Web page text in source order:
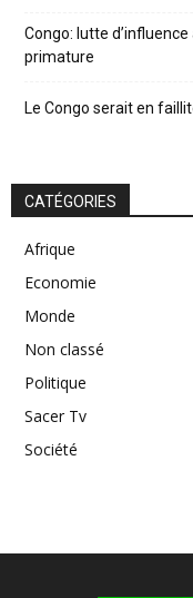
Congo: lutte
primature
Le Congo serait en
CATÉGORIES
Afrique
Economie
Monde
Non classé
Politique
Sacer Tv
Société